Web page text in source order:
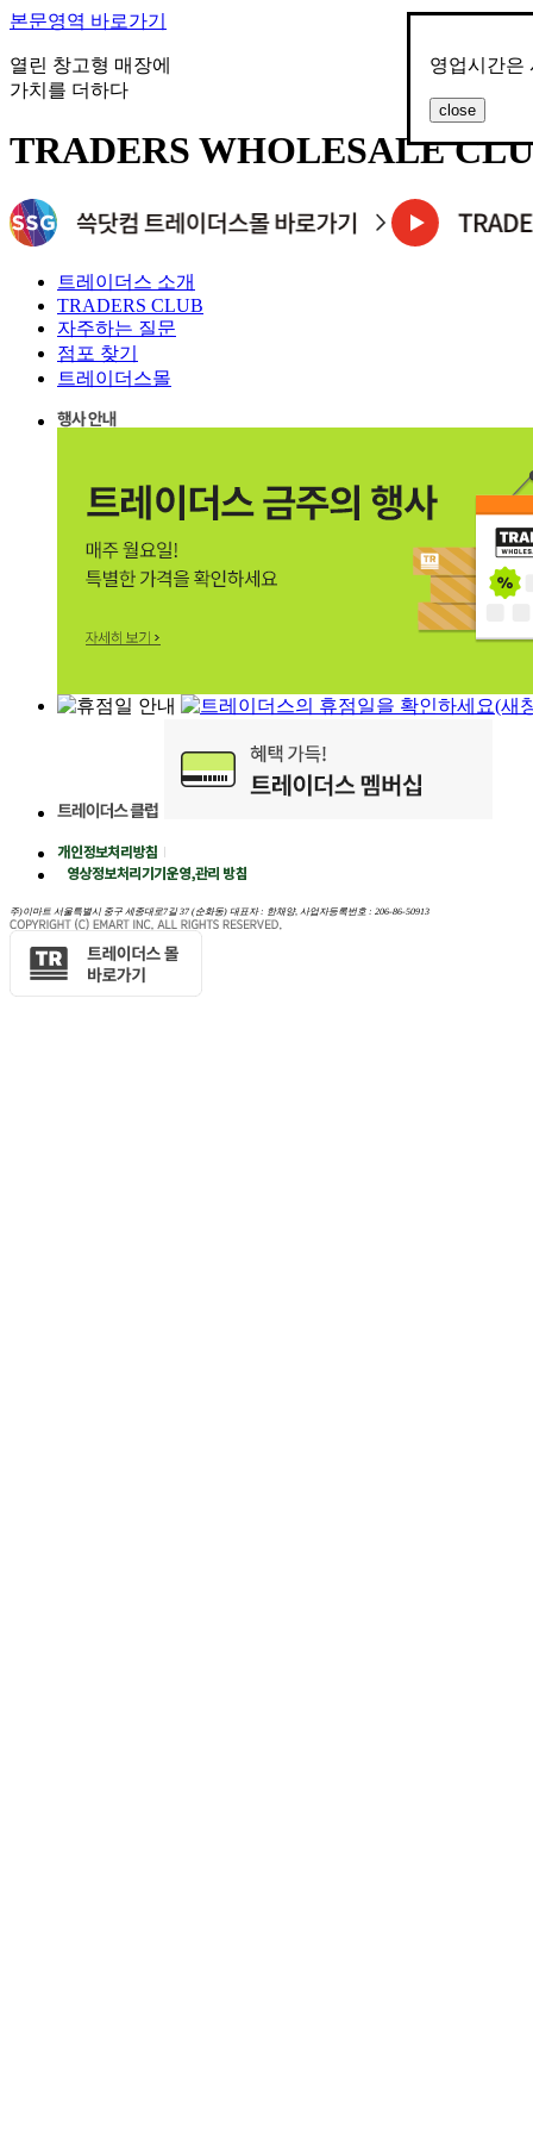
영업시간은
close
본문영역 바로가기
열린 창고형 매장에
가치를 더하다
TRADERS WHOLESALE
트레이더스 소개
TRADERS CLUB
자주하는 질문
점포 찾기
트레이더스몰
주)이마트 서울특별시 중구 세종대로7길 37 (순화동) 대표자 : 한채양, 사업자등록번호 : 206-86-50913